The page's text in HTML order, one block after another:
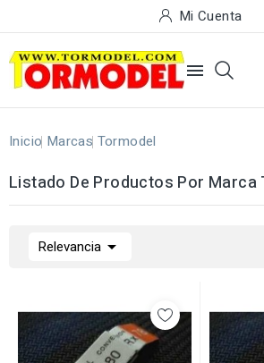
Mi Cuenta

Inicio Marcas Tormodel
Listado De Productos Por Marca
Relevancia 